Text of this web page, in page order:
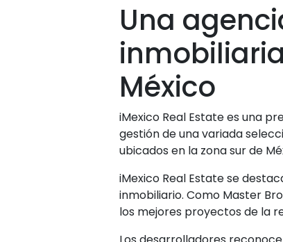
Una
México
iMexico Real Estate es una
gestión de una variada
ubicados en la zona sur de
iMexico Real Estate se
inmobiliario. Como Master
los mejores proyectos de la